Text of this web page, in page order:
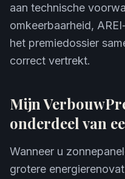
aan technische
omkeerbaarheid,
het premiedossier
correct vertrekt.
Mijn
onderdeel van
Wanneer u
grotere